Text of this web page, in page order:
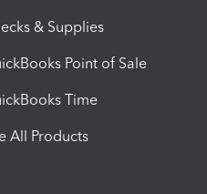
& Supplies
Point of Sale
Time
All Products